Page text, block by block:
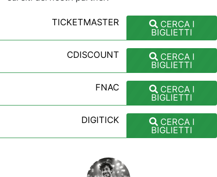
TICKETMASTER
CERCA I
BIGLIETTI
CDISCOUNT
CERCA I
BIGLIETTI
FNAC
CERCA I
BIGLIETTI
DIGITICK
CERCA I
BIGLIETTI